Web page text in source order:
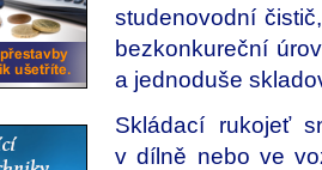
studenovodní
bezkonkureční
a jednoduše
Skládací rukojeť
v dílně nebo ve